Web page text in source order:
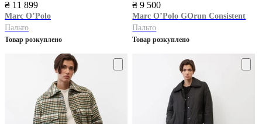
₴ 11 899
Marc O’Polo
Пальто
Товар розкуплено
₴ 9 500
Marc O’Polo GOrun Consistent
Пальто
Товар розкуплено